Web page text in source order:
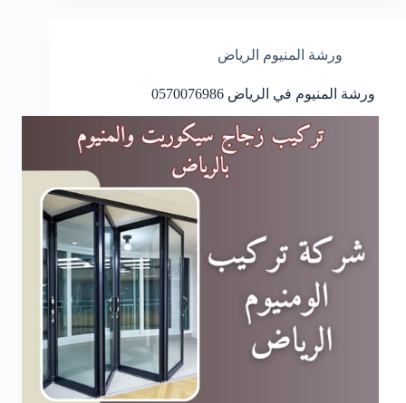
ورشة المنيوم الرياض
ورشة المنيوم في الرياض 0570076986